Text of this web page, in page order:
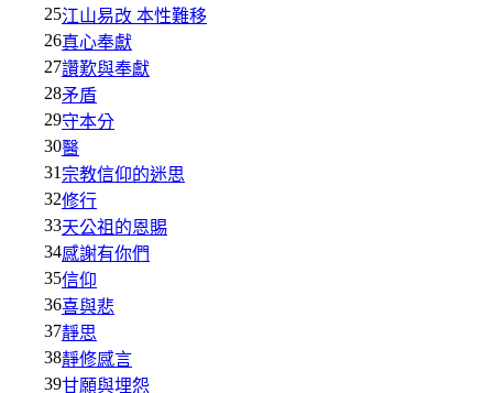
25江山易改 本性難移
26真心奉獻
27讚歎與奉獻
28矛盾
29守本分
30醫
31 宗教信仰的迷思
32修行
33天公祖的恩賜
34感謝有你們
35信仰
36喜與悲
37靜思
38靜修感言
39甘願與埋怨